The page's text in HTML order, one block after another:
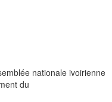
nationale ivoirienne
du